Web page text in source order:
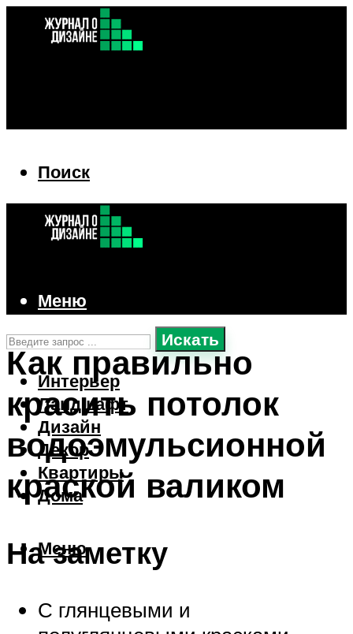
Поиск
Искать
Интерьер
Ландшафт
Дизайн
Декор
Квартиры
Дома
Меню
Меню
Как правильно
красить потолок
водоэмульсионной
краской валиком
На заметку
С глянцевыми и